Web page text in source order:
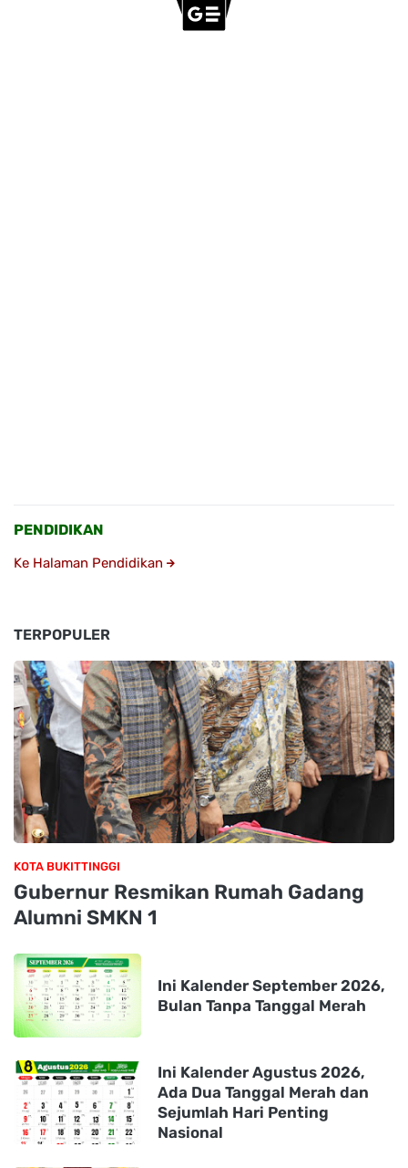
PENDIDIKAN
Ke Halaman Pendidikan
TERPOPULER
KOTA BUKITTINGGI
Gubernur Resmikan Rumah Gadang
Alumni SMKN 1
Ini Kalender September 2026,
Bulan Tanpa Tanggal Merah
Ini Kalender Agustus 2026,
Ada Dua Tanggal Merah dan
Sejumlah Hari Penting
Nasional